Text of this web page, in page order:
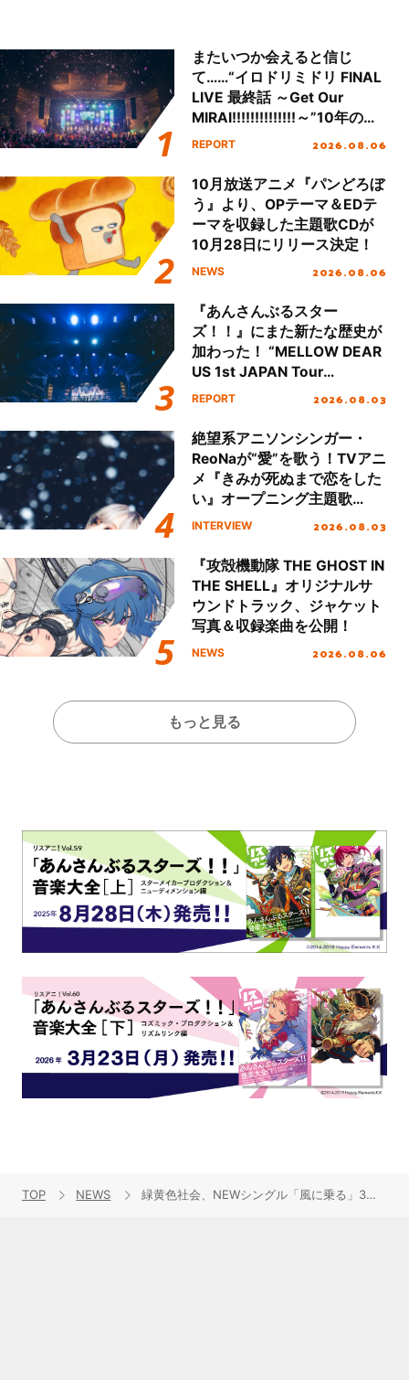
またいつか会えると信じ
て……“イロドリミドリ FINAL
LIVE 最終話 ～Get Our
MIRAI!!!!!!!!!!!!!!～”10年の活
動を経てファイナルを迎える
REPORT 2026.08.06
10月放送アニメ『パンどろぼ
う』より、OPテーマ＆EDテ
ーマを収録した主題歌CDが
10月28日にリリース決定！
NEWS 2026.08.06
『あんさんぶるスター
ズ！！』にまた新たな歴史が
加わった！ “MELLOW DEAR
US 1st JAPAN Tour
Final「NICE to meet YOU
ート!!
REPORT 2026.08.03
絶望系アニソンシンガー・
ReoNaが“愛”を歌う！TVアニ
メ『きみが死ぬまで恋をした
い』オープニング主題歌
「Amore」インタビュー
INTERVIEW 2026.08.03
『攻殻機動隊 THE GHOST IN
THE SHELL』オリジナルサ
ウンドトラック、ジャケット
写真＆収録楽曲を公開！
NEWS 2026.08.06
もっと見る
TOP NEWS 緑黄色社会、NEWシングル「風に乗る」3月18日リリース！収録曲「étoile」が劇場アニメ『パリに咲くエトワール』挿入歌に決定！